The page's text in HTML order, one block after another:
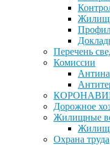
Перечень
Комиссии
Дорожное
Жилищные
Охрана труда